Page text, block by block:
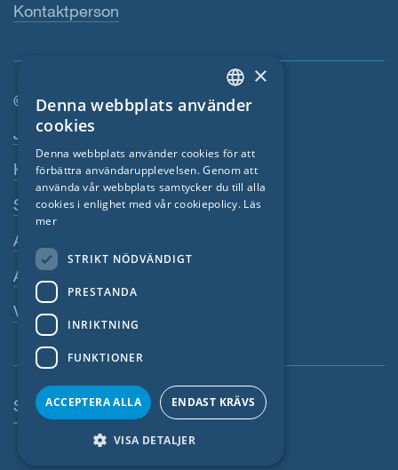
Kontaktperson
© SIGA 2026
Footer-navigation
Jobb
Kontakta
Sekretesspolicy
Avtryck
Allmänna villkor
Visselblasarsystem
Sverige
ENGLISH
FRENCH
CZECH
NORWEGIAN
×
Denna webbplats använder
cookies
Denna webbplats använder cookies för att
förbättra användarupplevelsen. Genom att
använda vår webbplats samtycker du till alla
cookies i enlighet med vår cookiepolicy. Läs
mer
STRIKT NÖDVÄNDIGT
PRESTANDA
INRIKTNING
FUNKTIONER
ACCEPTERA ALLA ENDAST KRÄVS
VISA DETALJER